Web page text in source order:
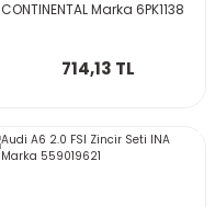
CONTINENTAL Marka 6PK1138
714,13 TL